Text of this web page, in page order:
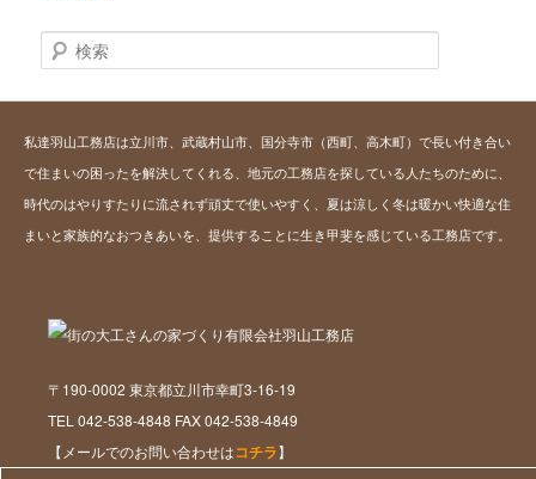
検
索
私達羽山工務店は立川市、武蔵村山市、国分寺市（西町、高木町）で長い付き合い
で住まいの困ったを解決してくれる、地元の工務店を探している人たちのために、
時代のはやりすたりに流されず頑丈で使いやすく、夏は涼しく冬は暖かい快適な住
まいと家族的なおつきあいを、提供することに生き甲斐を感じている工務店です。
〒190-0002 東京都立川市幸町3-16-19
TEL 042-538-4848 FAX 042-538-4849
【メールでのお問い合わせはコチラ】